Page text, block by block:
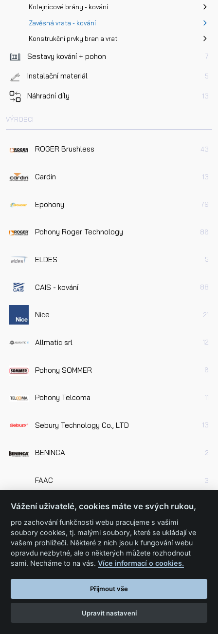
Kolejnicové brány - kování
Zavěsná vrata - kování
Konstrukční prvky bran a vrat
Sestavy kování + pohon 7
Instalační materiál 5
Náhradní díly 13
VÝROBCI
ROGER Brushless 43
Cardin 13
Epohony 79
Pohony Roger Technology 86
ELDES 5
CAIS - kování 88
Nice 21
Allmatic srl 12
Pohony SOMMER 6
Pohony Telcoma 11
Sebury Technology Co., LTD 13
BENINCA 2
FAAC 3
TOPKODAS
Somfy pohony
Dahua
Key Automation S.r.l.
Stavební chemie
Vážení uživatelé, cookies máte ve svých rukou,
pro zachování funkčnosti webu pracujeme s vašimi
soubory cookies, tj. malými soubory, které se ukládají ve
vašem prohlížeči. Některé z nich jsou k fungování webu
opravdu nezbytné, ale o některých můžete rozhodnout
sami. Necháme to na vás.Více informací o cookies.
Přijmout vše
Upravit nastavení